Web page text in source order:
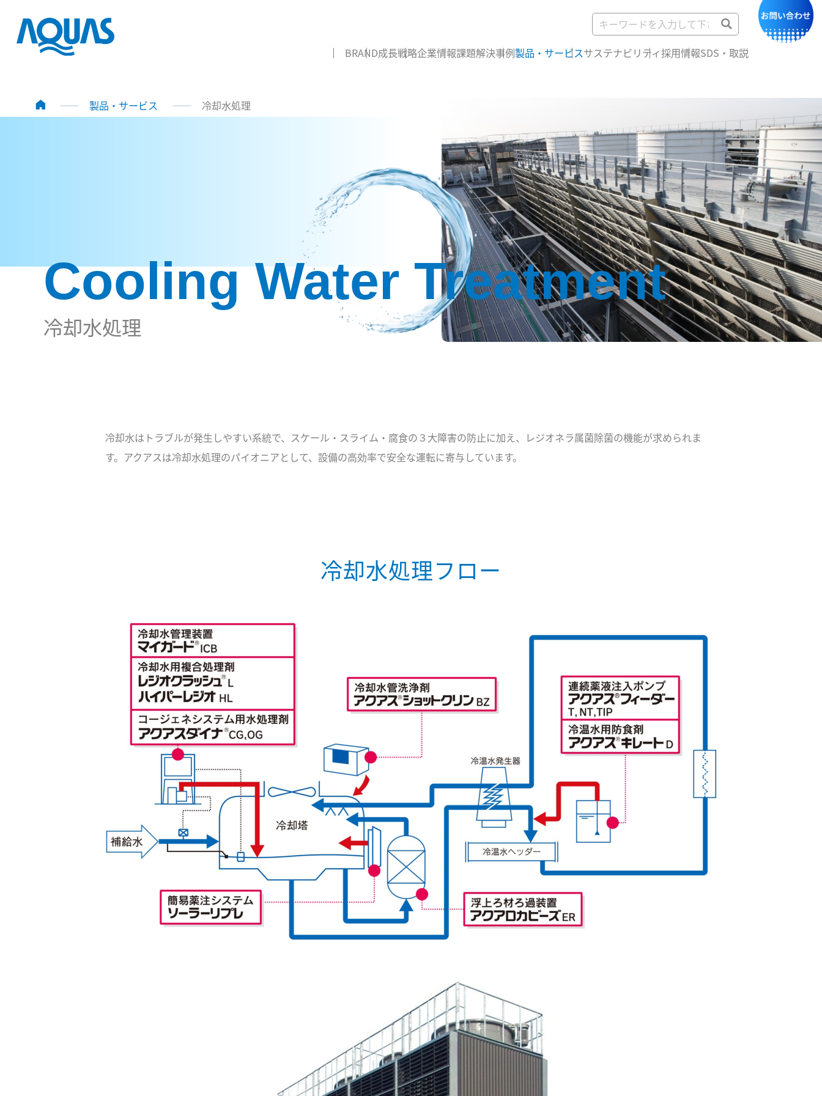
BRAND成長戦略企業情報課題解決事例製品・サービスサステナビリティ採用情報SDS・取説
製品・サービス 冷却水処理
Cooling Water Treatment
冷却水処理
冷却水はトラブルが発生しやすい系統で、スケール・スライム・腐食の３大障害の防止に加え、レジオネラ属菌除菌の機能が求められま
す。アクアスは冷却水処理のパイオニアとして、設備の高効率で安全な運転に寄与しています。
冷却水処理フロー